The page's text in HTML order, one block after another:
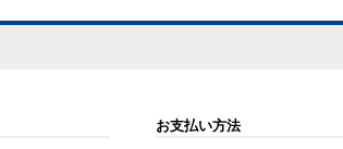
お支払い方法